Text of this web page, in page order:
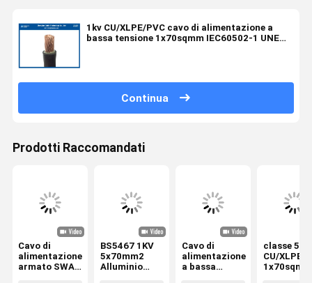
1kv CU/XLPE/PVC cavo di alimentazione a
bassa tensione 1x70sqmm IEC60502-1 UNE
Continua
Prodotti Raccomandati
Cavo di
alimentazione
armato SWA
BS5467 1KV
5x70mm2
Alluminio
Cavo di
alimentazione
a bassa
classe 5
CU/XLPE/
1x70sqmm